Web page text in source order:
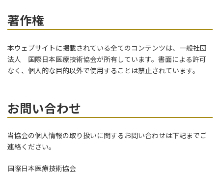
著作権
本ウェブサイトに掲載されている全てのコンテンツは、一般社団
法人 国際日本医療技術協会が所有しています。書面による許可
なく、個人的な目的以外で使用することは禁止されています。
お問い合わせ
当協会の個人情報の取り扱いに関するお問い合わせは下記までご
連絡ください。
国際日本医療技術協会